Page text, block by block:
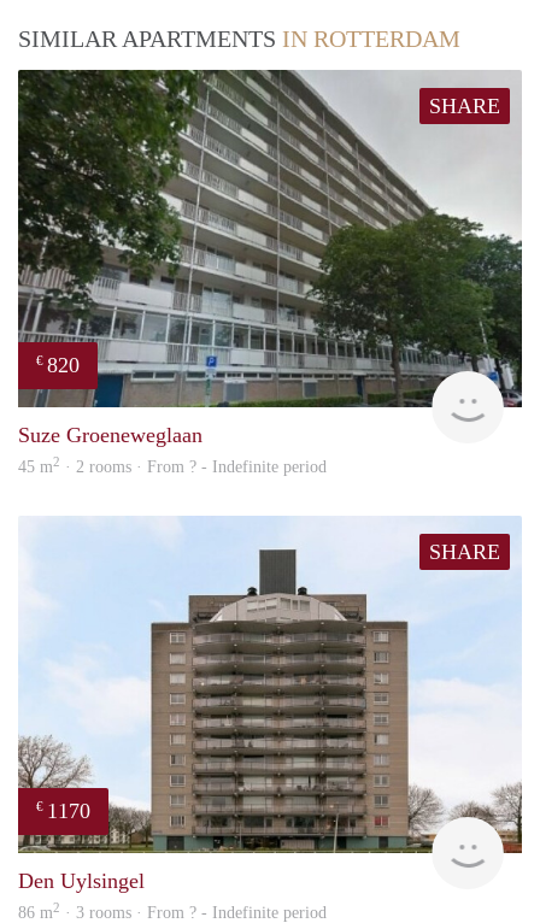
SIMILAR APARTMENTS IN ROTTERDAM
SHARE
€ 820
rent
Suze Groeneweglaan
45 m2 · 2 rooms · From ? - Indefinite period
SHARE
€ 1170
Den Uylsingel
86 m2 · 3 rooms · From ? - Indefinite period